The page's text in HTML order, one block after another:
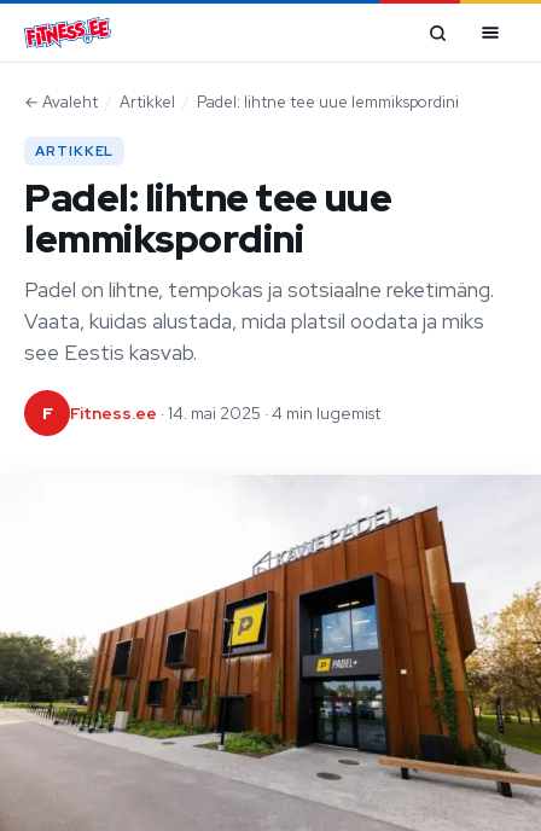
Mine sisu juurde
← Avaleht / Artikkel / Padel: lihtne tee uue lemmikspordini
ARTIKKEL
Padel: lihtne tee uue
lemmikspordini
Padel on lihtne, tempokas ja sotsiaalne reketimäng.
Vaata, kuidas alustada, mida platsil oodata ja miks
see Eestis kasvab.
F Fitness.ee · 14. mai 2025 · 4 min lugemist